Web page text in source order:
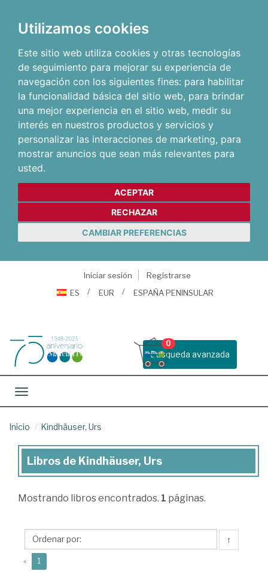
Utilizamos cookies
Este sitio web utiliza cookies y otras tecnologías
de seguimiento para mejorar su experiencia de
navegación con los siguientes fines: para habilitar
la funcionalidad básica del sitio web, para brindar
una mejor experiencia en el sitio web, medir su
interés en nuestros productos y servicios y
personalizar las interacciones de marketing, para
mostrar anuncios que sean más relevantes para
usted.
ACEPTAR
RECHAZAR
CAMBIAR PREFERENCIAS
Iniciar sesión
Registrarse
ES
EUR ESPAÑA PENINSULAR
Busqueda avanzada
0
Toggle navigation
Inicio Kindhäuser, Urs
Libros
Kindhäuser,
Libros de Kindhäuser, Urs
Mostrando libros encontrados. 1 páginas.
↑
« 1